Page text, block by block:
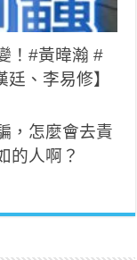
！#黃暐瀚 #
、李易修】
，怎麼會去責
的人啊？